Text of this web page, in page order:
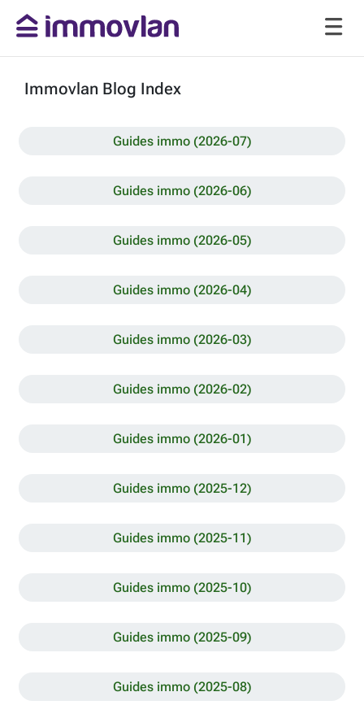
Immovlan Blog Index
Guides immo (2026-07)
Guides immo (2026-06)
Guides immo (2026-05)
Guides immo (2026-04)
Guides immo (2026-03)
Guides immo (2026-02)
Guides immo (2026-01)
Guides immo (2025-12)
Guides immo (2025-11)
Guides immo (2025-10)
Guides immo (2025-09)
Guides immo (2025-08)